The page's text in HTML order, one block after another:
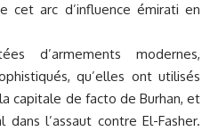
cet arc d’influence émirati en
d’armements modernes,
qu’elles ont utilisés
capitale de facto de Burhan, et
l’assaut contre El-Fasher.